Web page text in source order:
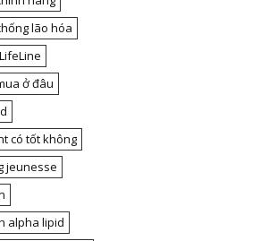
lão hóa
ở đâu
có tốt không
jeunesse
alpha lipid